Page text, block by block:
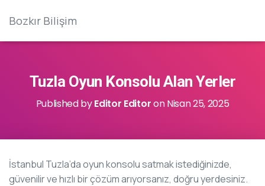
Bozkır Bilişim
Tuzla Oyun Konsolu Alan Yerler
Published byEditor EditoronNisan 25, 2025
İstanbul Tuzla’da oyun konsolu satmak istediğinizde,
güvenilir ve hızlı bir çözüm arıyorsanız, doğru yerdesiniz.